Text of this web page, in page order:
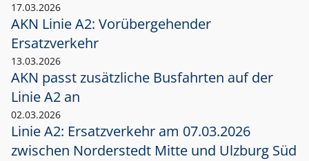
17.03.2026
AKN Linie A2: Vorübergehender
Ersatzverkehr
13.03.2026
AKN passt zusätzliche Busfahrten auf der
Linie A2 an
02.03.2026
Linie A2: Ersatzverkehr am 07.03.2026
zwischen Norderstedt Mitte und Ulzburg Süd